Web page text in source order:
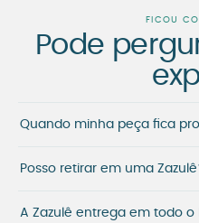
FICOU
Pode
Quando minha peça fica
Posso retirar em uma
A Zazulê entrega em todo o